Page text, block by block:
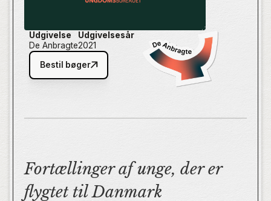
Udgivelse
De Anbragte
Udgivelsesår
2021
Bestil bøger
Fortællinger af unge, der er
flygtet til Danmark